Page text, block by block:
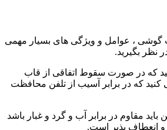
گوشی ، عوامل و ویژگی های بسیار مهمی
نظر بگیرید.
که در صورت سقوط اتفاقی از قاب
که در برابر آسیب از تلفن محافظت
مقاوم در برابر آب و گرد و غبار باشد
و انعطاف پذیر است.